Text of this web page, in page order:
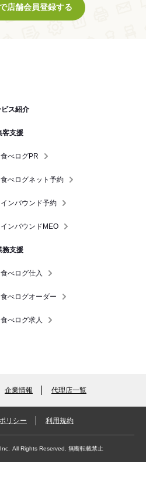
店舗会員登録する
ス紹介
客支援
食べログPR
食べログネット予約
インバウンド予約
インバウンドMEO
務支援
食べログ仕入
食べログオーダー
食べログ求人
企業情報 代理店一覧
リシー 利用規約
All Rights Reserved. 無断転載禁止